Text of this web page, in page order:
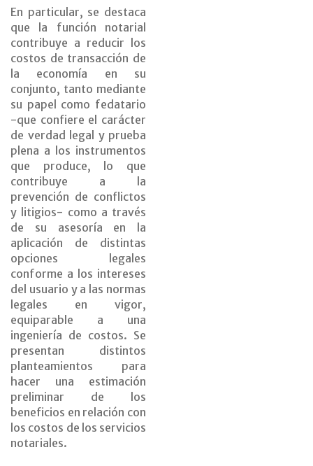
En particular, se destaca
que la función notarial
contribuye a reducir los
costos de transacción de
la economía en su
conjunto, tanto mediante
su papel como fedatario
-que confiere el carácter
de verdad legal y prueba
plena a los instrumentos
que produce, lo que
contribuye a la
prevención de conflictos
y litigios- como a través
de su asesoría en la
aplicación de distintas
opciones legales
conforme a los intereses
del usuario y a las normas
legales en vigor,
equiparable a una
ingeniería de costos. Se
presentan distintos
planteamientos para
hacer una estimación
preliminar de los
beneficios en relación con
los costos de los servicios
notariales.